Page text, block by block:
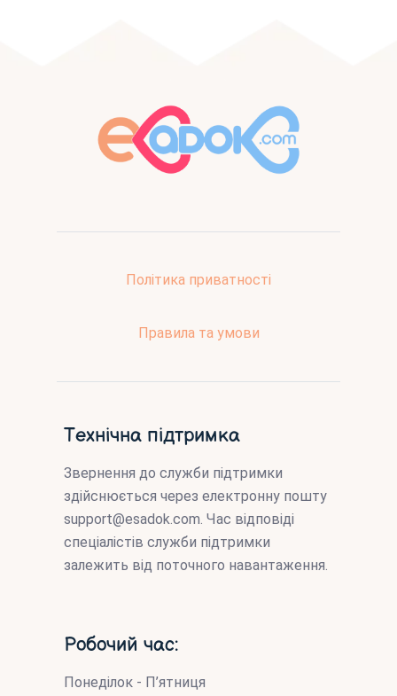
Політика приватності
Правила та умови
Технічна підтримка
Звернення до служби підтримки
здійснюється через електронну пошту
support@esadok.com. Час відповіді
спеціалістів служби підтримки
залежить від поточного навантаження.
Робочий час:
Понеділок - П’ятниця